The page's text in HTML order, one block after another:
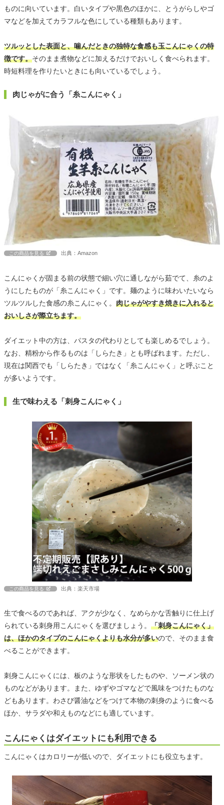
ものに向いています。白いタイプや黒色のほかに、とうがらしやゴ
マなどを加えてカラフルな色にしている種類もあります。
ツルッとした表面と、噛んだときの独特な食感も玉こんにゃくの特
徴です。そのまま煮物などに加えるだけでおいしく食べられます。
時短料理を作りたいときにも向いているでしょう。
肉じゃがに合う「糸こんにゃく」
この商品を見る 出典：Amazon
こんにゃくが固まる前の状態で細い穴に通しながら茹でて、糸のよ
うにしたものが「糸こんにゃく」です。麺のように味わいたいなら
ツルツルした食感の糸こんにゃく。 肉じゃがやすき焼きに入れると
おいしさが際立ちます。
ダイエット中の方は、パスタの代わりとしても楽しめるでしょう。
なお、精粉から作るものは「しらたき」とも呼ばれます。ただし、
現在は関西でも「しらたき」ではなく「糸こんにゃく」と呼ぶこと
が多いようです。
生で味わえる「刺身こんにゃく」
この商品を見る 出典：楽天市場
生で食べるのであれば、アクが少なく、なめらかな舌触りに仕上げ
られている刺身用こんにゃくを選びましょう。 「刺身こんにゃく」
は、ほかのタイプのこんにゃくよりも水分が多いので、そのまま食
べることができます。
刺身こんにゃくには、板のような形状をしたものや、ソーメン状の
ものなどがあります。また、ゆずやゴマなどで風味をつけたものな
どもあります。わさび醤油などをつけて本物の刺身のように食べる
ほか、サラダや和えものなどにも適しています。
こんにゃくはダイエットにも利用できる
こんにゃくはカロリーが低いので、ダイエットにも役立ちます。